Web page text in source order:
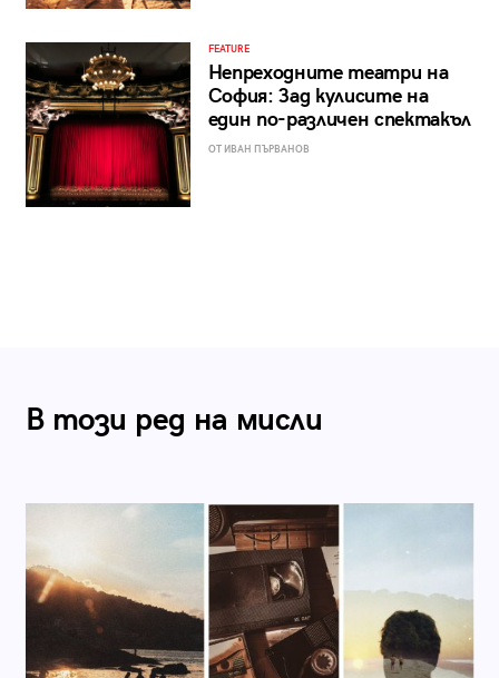
FEATURE
Непреходните театри на
София: Зад кулисите на
един по-различен спектакъл
ОТ ИВАН ПЪРВАНОВ
В този ред на мисли